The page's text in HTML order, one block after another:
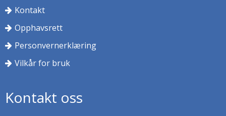
Kontakt
Opphavsrett
Personvernerklæring
Vilkår for bruk
Kontakt oss